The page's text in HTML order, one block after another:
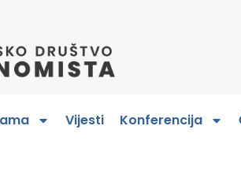
Vijesti Konferencija